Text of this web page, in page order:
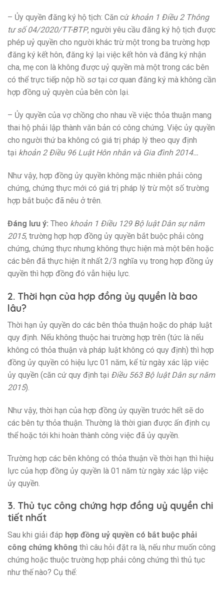
– Ủy quyền đăng ký hộ tịch: Căn cứ khoản 1 Điều 2 Thông
tư số 04/2020/TT-BTP, người yêu cầu đăng ký hộ tịch được
phép uỷ quyền cho người khác trừ một trong ba trường hợp
đăng ký kết hôn, đăng ký lại việc kết hôn và đăng ký nhận
cha, mẹ con là không được uỷ quyền mà một trong các bên
có thể trực tiếp nộp hồ sơ tại cơ quan đăng ký mà không cần
hợp đồng uỷ quyèn của bên còn lại.
– Ủy quyền của vợ chồng cho nhau về việc thỏa thuận mang
thai hộ phải lập thành văn bản có công chứng. Việc ủy quyền
cho người thứ ba không có giá trị pháp lý theo quy định
tại khoản 2 Điều 96 Luật Hôn nhân và Gia đình 2014…
Như vậy, hợp đồng ủy quyền không mặc nhiên phải công
chứng, chứng thực mới có giá trị pháp lý trừ một số trường
hợp bắt buộc đã nêu ở trên.
Đáng lưu ý: Theo khoản 1 Điều 129 Bộ luật Dân sự năm
2015, trường hợp hợp đồng ủy quyền bắt buộc phải công
chứng, chứng thực nhưng không thực hiện mà một bên hoặc
các bên đã thực hiện ít nhất 2/3 nghĩa vụ trong hợp đồng ủy
quyền thì hợp đồng đó vẫn hiệu lực.
2. Thời hạn của hợp đồng ủy quyền là bao
lâu?
Thời hạn ủy quyền do các bên thỏa thuận hoặc do pháp luật
quy định. Nếu không thuộc hai trường hợp trên (tức là nếu
không có thỏa thuận và pháp luật không có quy định) thì hợp
đồng ủy quyền có hiệu lực 01 năm, kể từ ngày xác lập việc
ủy quyền (căn cứ quy định tại Điều 563 Bộ luật Dân sự năm
2015).
Như vậy, thời hạn của hợp đồng ủy quyền trước hết sẽ do
các bên tự thỏa thuận. Thường là thời gian được ấn định cụ
thể hoặc tới khi hoàn thành công việc đã ủy quyền.
Trường hợp các bên không có thỏa thuận về thời hạn thì hiệu
lực của hợp đồng ủy quyền là 01 năm từ ngày xác lập việc
ủy quyền.
3. Thủ tục công chứng hợp đồng uỷ quyền chi
tiết nhất
Sau khi giải đáp hợp đồng uỷ quyền có bắt buộc phải
công chứng không thì câu hỏi đặt ra là, nếu như muốn công
chứng hoặc thuộc trường hợp phải công chứng thì thủ tục
như thế nào? Cụ thể: